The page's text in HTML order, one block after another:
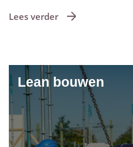
Lees verder
Lean bouwen